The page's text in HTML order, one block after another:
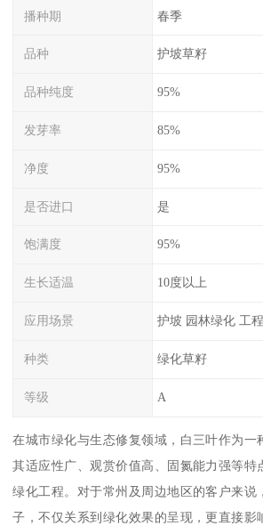
播种期 春季
品种 护坡草籽
品种纯度 95%
发芽率 85%
净度 95%
是否进口 是
饱满度 95%
生长适温 10度以上
应用场景 护坡 园林绿化 工
种类 绿化草籽
等级 A
在城市绿化与生态修复领域，白三叶作为一
其适应性广、观赏价值高、固氮能力强等特
绿化工程。对于常州及周边地区的客户来说
子，不仅关系到绿化效果的呈现，更直接影